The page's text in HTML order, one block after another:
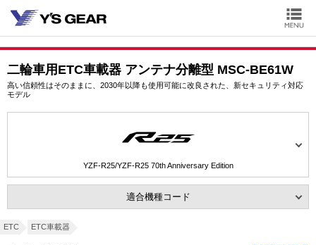
二輪車用ETC車載器 アンテナ分離型 MSC-BE61W
高い信頼性はそのままに、2030年以降も使用可能に改良された、新セキュリティ対応
モデル
YZF-R25/YZF-R25 70th Anniversary Edition
適合機種コード
ETC ETC車載器